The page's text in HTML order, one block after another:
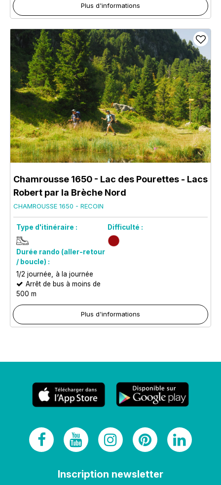
Plus d'informations
Chamrousse 1650 - Lac des Pourettes - Lacs
Robert par la Brèche Nord
CHAMROUSSE 1650 - RECOIN
Type d'itinéraire : Difficulté :
Durée rando (aller-retour
/ boucle) :
1/2 journée
à la journée
Arrêt de bus à moins de
500 m
Plus d'informations
Inscription newsletter